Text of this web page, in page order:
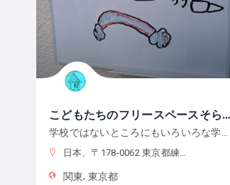
こどもたちのフリースペースそらいろのいえ
日本、〒178-0062 東京都練馬区大泉町６丁目１５−１６
関東 東京都